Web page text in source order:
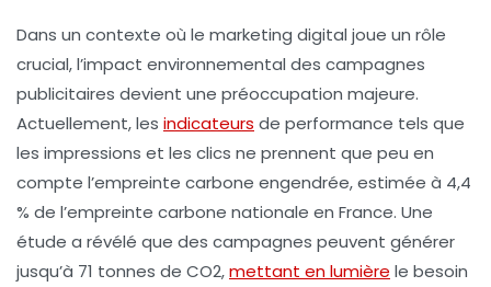
Dans un contexte où le marketing digital joue un rôle
crucial, l’impact environnemental des campagnes
publicitaires devient une préoccupation majeure.
Actuellement, les indicateurs de performance tels que
les impressions et les clics ne prennent que peu en
compte l’empreinte carbone engendrée, estimée à 4,4
% de l’empreinte carbone nationale en France. Une
étude a révélé que des campagnes peuvent générer
jusqu’à 71 tonnes de CO2,mettant en lumière le besoin